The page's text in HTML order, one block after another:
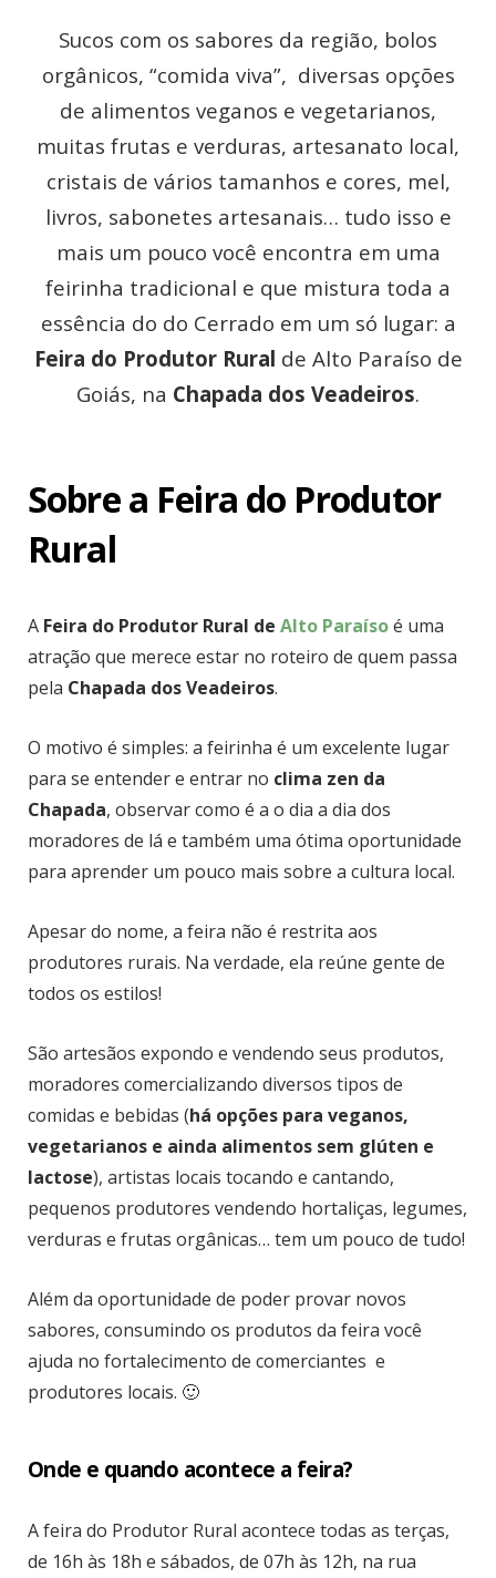
Sucos com os sabores da região, bolos
orgânicos, “comida viva”, diversas opções
de alimentos veganos e vegetarianos,
muitas frutas e verduras, artesanato local,
cristais de vários tamanhos e cores, mel,
livros, sabonetes artesanais… tudo isso e
mais um pouco você encontra em uma
feirinha tradicional e que mistura toda a
essência do do Cerrado em um só lugar: a
Feira do Produtor Rural de Alto Paraíso de
Goiás, na Chapada dos Veadeiros.
Sobre a Feira do Produtor
Rural
A Feira do Produtor Rural de Alto Paraísoé uma
atração que merece estar no roteiro de quem passa
pela Chapada dos Veadeiros.
O motivo é simples: a feirinha é um excelente lugar
para se entender e entrar no clima zen da
Chapada, observar como é a o dia a dia dos
moradores de lá e também uma ótima oportunidade
para aprender um pouco mais sobre a cultura local.
Apesar do nome, a feira não é restrita aos
produtores rurais. Na verdade, ela reúne gente de
todos os estilos!
São artesãos expondo e vendendo seus produtos,
moradores comercializando diversos tipos de
comidas e bebidas (há opções para veganos,
vegetarianos e ainda alimentos sem glúten e
lactose), artistas locais tocando e cantando,
pequenos produtores vendendo hortaliças, legumes,
verduras e frutas orgânicas… tem um pouco de tudo!
Além da oportunidade de poder provar novos
sabores, consumindo os produtos da feira você
ajuda no fortalecimento de comerciantes e
produtores locais. 🙂
Onde e quando acontece a feira?
A feira do Produtor Rural acontece todas as terças,
de 16h às 18h e sábados, de 07h às 12h, na rua